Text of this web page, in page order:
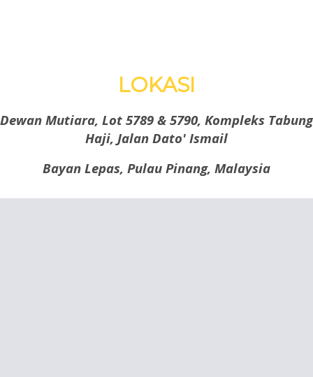
LOKASI
Dewan Mutiara, Lot 5789 & 5790, Kompleks Tabung
Haji, Jalan Dato' Ismail
Bayan Lepas, Pulau Pinang, Malaysia